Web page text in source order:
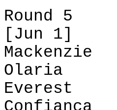
Round 5
[Jun 1]
Olaria
Everest